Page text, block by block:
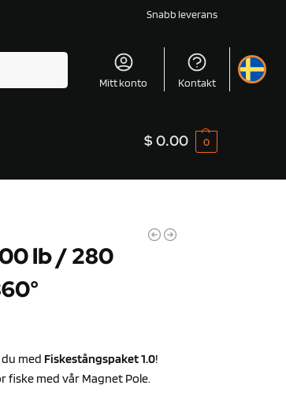
Snabb leverans
Mitt konto Kontakt
$ 0.00 0
lb / 280
du med Fiskestångspaket 1.0!
fiske med vår Magnet Pole.